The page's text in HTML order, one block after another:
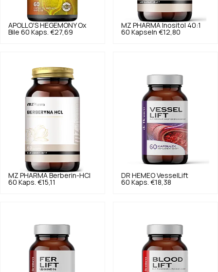
APOLLO'S HEGEMONY Ox
Bile 60 Kaps. €27,69
MZ PHARMA Inositol 40:1
60 Kapseln €12,80
MZ PHARMA Berberin-HCl
60 Kaps. €15,11
DR HEMEO VesselLift
60 Kaps. €18,38